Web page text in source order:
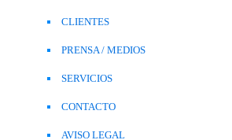
CLIENTES
PRENSA / MEDIOS
SERVICIOS
CONTACTO
AVISO LEGAL